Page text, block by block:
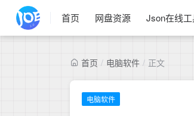
首页 网盘资源 Json在线
首页 / 电脑软件 / 正文
电脑软件